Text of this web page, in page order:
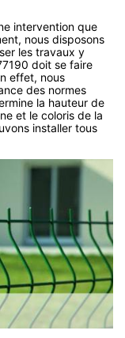
intervention que
nous disposons
les travaux y
doit se faire
effet, nous
des normes
la hauteur de
et le coloris de la
installer tous